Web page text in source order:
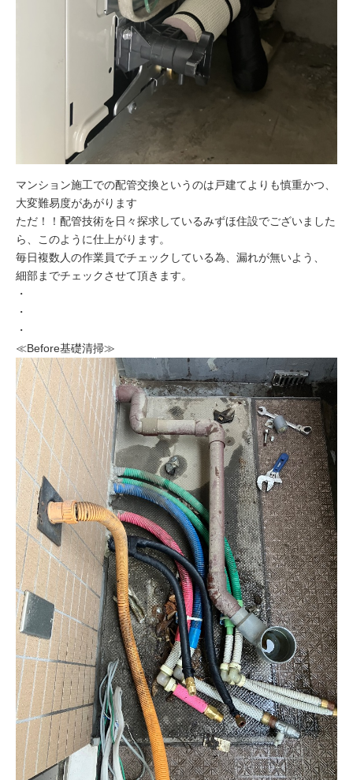
マンション施工での配管交換というのは戸建てよりも慎重かつ、
大変難易度があがります
ただ！！配管技術を日々探求しているみずほ住設でございました
ら、このように仕上がります。
毎日複数人の作業員でチェックしている為、漏れが無いよう、
細部までチェックさせて頂きます。
・
・
・
≪Before基礎清掃≫